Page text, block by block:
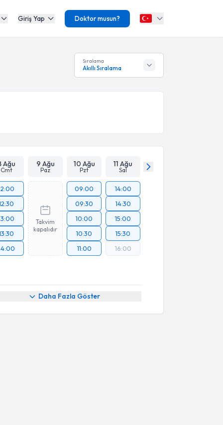
Giriş Yap Doktor musun?
Sıralama
Akıllı Sıralama
Ağu
Cmt
9 Ağu
Paz
10 Ağu
Pzt
11 Ağu
Sal
Takvim
kapalıdır
09:00
09:30
10:00
10:30
11:00
14:00
14:30
15:00
15:30
16:00
Daha Fazla Göster